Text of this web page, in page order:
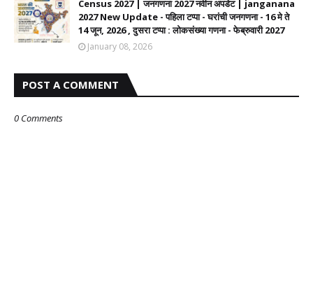
Census 2027 | जनगणना 2027 नवीन अपडेट | janganana
2027 New Update - पहिला टप्पा - घरांची जनगणना - 16 मे ते
14 जून, 2026 , दुसरा टप्पा : लोकसंख्या गणना - फेब्रुवारी 2027
January 08, 2026
POST A COMMENT
0 Comments